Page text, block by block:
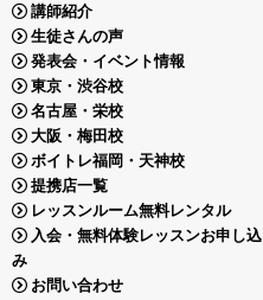
講師紹介
生徒さんの声
発表会・イベント情報
東京・渋谷校
名古屋・栄校
大阪・梅田校
ボイトレ福岡・天神校
提携店一覧
レッスンルーム無料レンタル
入会・無料体験レッスンお申し込
み
お問い合わせ